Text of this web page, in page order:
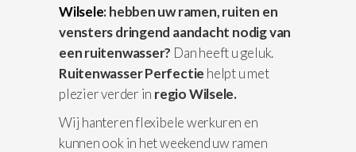
Wilsele: hebben uw ramen, ruiten en
vensters dringend aandacht nodig van
een ruitenwasser? Dan heeft u geluk.
Ruitenwasser Perfectie helpt u met
plezier verder in regio Wilsele.
Wij hanteren flexibele werkuren en
kunnen ook in het weekend uw ramen